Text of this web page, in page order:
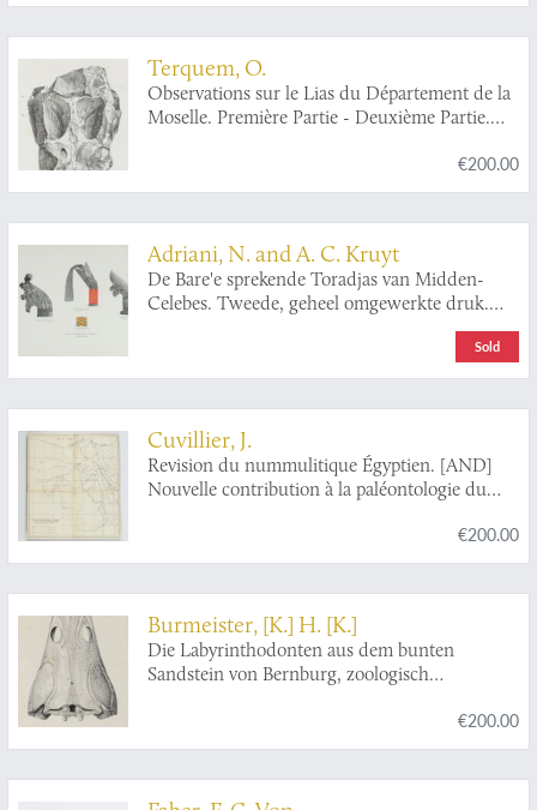
Terquem, O.
Observations sur le Lias du Département de la
Moselle. Première Partie - Deuxième Partie.
€200.00
Adriani, N. and A. C. Kruyt
De Bare'e sprekende Toradjas van Midden-
Celebes. Tweede, geheel omgewerkte druk.
Sold
Cuvillier, J.
Revision du nummulitique Égyptien. [AND]
Nouvelle contribution à la paléontologie du
nummulitique Égyptien. [Complete].
€200.00
Burmeister, [K.] H. [K.]
Die Labyrinthodonten aus dem bunten
Sandstein von Bernburg, zoologisch
€200.00